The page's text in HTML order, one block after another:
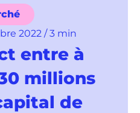
2022 / 3 min
entre à
millions
de